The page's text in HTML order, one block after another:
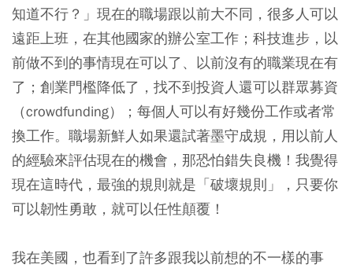
知道不行？」現在的職場跟以前大不同，很多人可以
遠距上班，在其他國家的辦公室工作；科技進步，以
前做不到的事情現在可以了、以前沒有的職業現在有
了；創業門檻降低了，找不到投資人還可以群眾募資
（crowdfunding）；每個人可以有好幾份工作或者常
換工作。職場新鮮人如果還試著墨守成規，用以前人
的經驗來評估現在的機會，那恐怕錯失良機！我覺得
現在這時代，最強的規則就是「破壞規則」，只要你
可以韌性勇敢，就可以任性顛覆！
我在美國，也看到了許多跟我以前想的不一樣的事